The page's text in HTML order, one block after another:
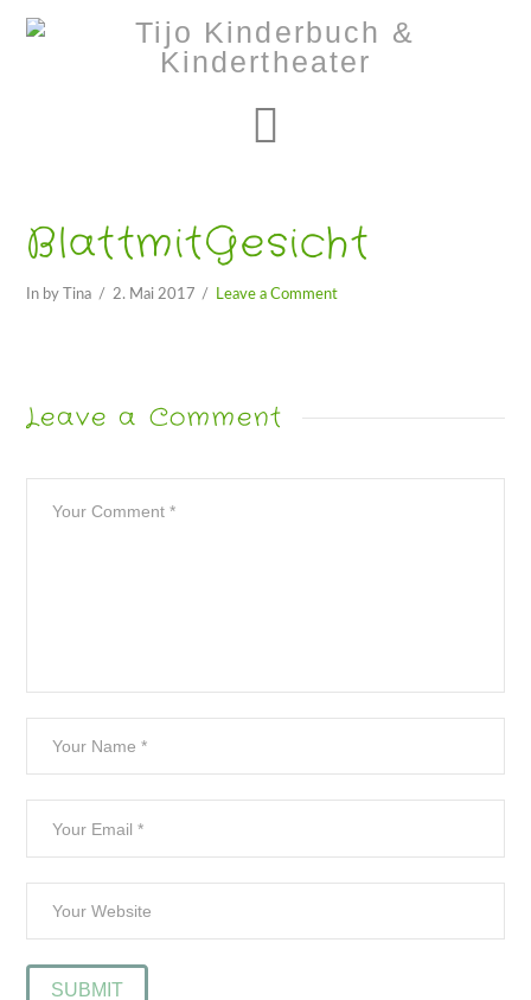
BlattmitGesicht
In by Tina 2. Mai 2017 Leave a Comment
Leave a Comment